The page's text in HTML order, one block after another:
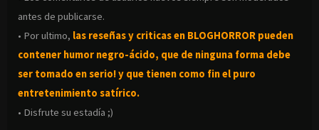
antes de publicarse.
• Por ultimo, las reseñas y criticas en BLOGHORROR pueden
contener humor negro-ácido, que de ninguna forma debe
ser tomado en serio! y que tienen como fin el puro
entretenimiento satírico.
• Disfrute su estadía ;)